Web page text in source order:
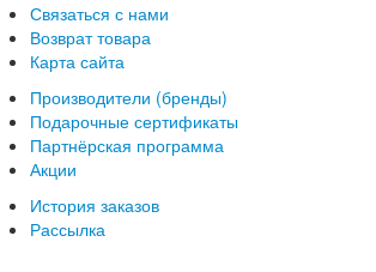
Связаться с нами
Возврат товара
Карта сайта
Производители (бренды)
Подарочные сертификаты
Партнёрская программа
Акции
История заказов
Рассылка